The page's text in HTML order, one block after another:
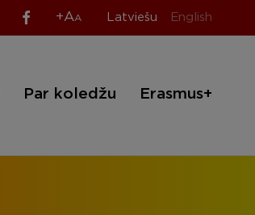
+AA Latviešu English
Par koledžu Erasmus+